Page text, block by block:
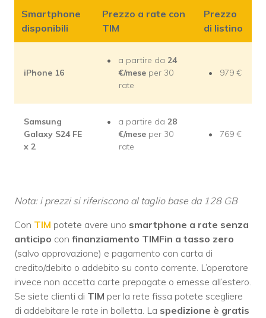
Smartphone
disponibili
Prezzo a rate con
TIM
Prezzo
di listino
iPhone 16
a partire da 24
€/mese per 30
rate
979 €
Samsung
Galaxy S24 FE
x 2
a partire da 28
€/mese per 30
rate
769 €
Nota: i prezzi si riferiscono al taglio base da 128 GB
Con TIM potete avere uno smartphone a rate senza
anticipo con finanziamento TIMFin a tasso zero
(salvo approvazione) e pagamento con carta di
credito/debito o addebito su conto corrente. L’operatore
invece non accetta carte prepagate o emesse all’estero.
Se siete clienti di TIM per la rete fissa potete scegliere
di addebitare le rate in bolletta. La spedizione è gratis